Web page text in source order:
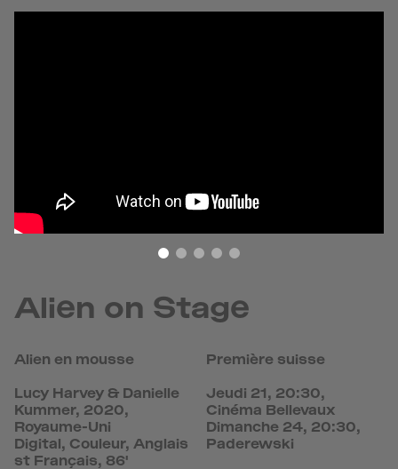
Alien on Stage
Alien en mousse
Lucy Harvey & Danielle
Kummer, 2020,
Royaume-Uni
Digital, Couleur, Anglais
st Français, 86'
Première suisse
Jeudi 21, 20:30,
Cinéma Bellevaux
Dimanche 24, 20:30,
Paderewski